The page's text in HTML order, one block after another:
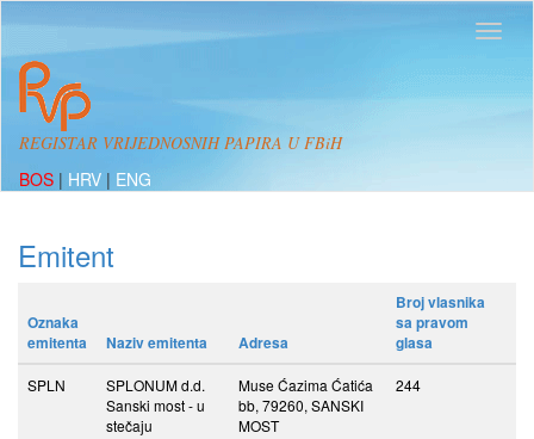
REGISTAR VRIJEDNOSNIH PAPIRA U FBiH
BOS | HRV | ENG
Emitent
Oznaka
emitenta
Naziv emitenta Adresa
Broj vlasnika
sa pravom
glasa
SPLN
SPLONUM d.d.
Sanski most - u
stečaju
Muse Ćazima Ćatića
bb, 79260, SANSKI
MOST
244